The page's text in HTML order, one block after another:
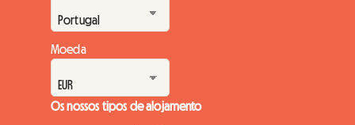
Moeda
Os nossos tipos de alojamento